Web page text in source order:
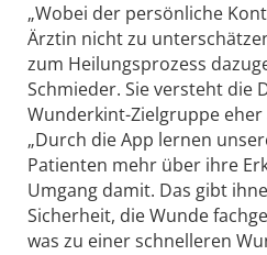
„Wobei der persönliche
Ärztin nicht zu
zum Heilungsprozess
Schmieder. Sie versteht die
Wunderkint-Zielgruppe eher
„Durch die App lernen
Patienten mehr über ihre
Umgang damit. Das gibt
Sicherheit, die Wunde
was zu einer schnelleren